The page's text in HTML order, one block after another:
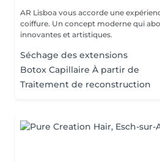
AR Lisboa vous accorde une
coiffure. Un concept moderne qui
innovantes et artistiques.
Séchage des extensions
Botox Capillaire À partir de
Traitement de reconstruction